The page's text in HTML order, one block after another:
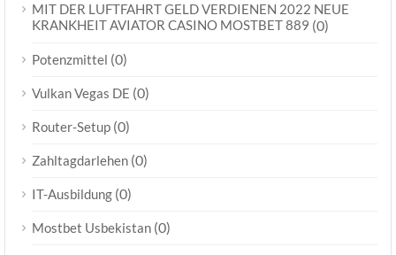
MIT DER LUFTFAHRT GELD VERDIENEN 2022 NEUE
KRANKHEIT AVIATOR CASINO MOSTBET 889 (0)
Potenzmittel (0)
Vulkan Vegas DE (0)
Router-Setup (0)
Zahltagdarlehen (0)
IT-Ausbildung (0)
Mostbet Usbekistan (0)